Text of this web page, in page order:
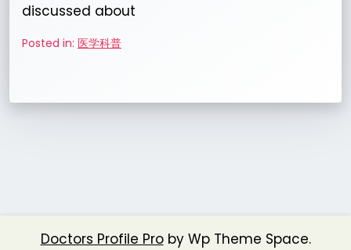
discussed about
Posted in: 医学科普
Doctors Profile Proby Wp Theme Space.